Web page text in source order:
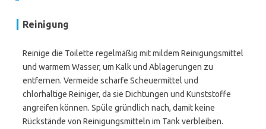
Reinigung
Reinige die Toilette regelmäßig mit mildem Reinigungsmittel
und warmem Wasser, um Kalk und Ablagerungen zu
entfernen. Vermeide scharfe Scheuermittel und
chlorhaltige Reiniger, da sie Dichtungen und Kunststoffe
angreifen können. Spüle gründlich nach, damit keine
Rückstände von Reinigungsmitteln im Tank verbleiben.